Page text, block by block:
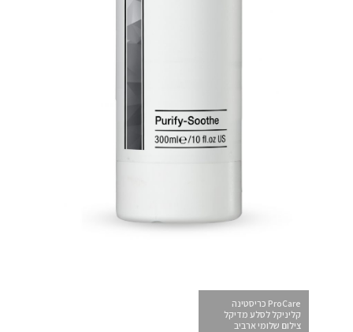
ProCare כריסטינה
קליניקל לסלע מדיקל
צילום שלומי ארביב